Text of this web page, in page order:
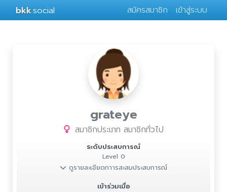
bkk.social สมัครสมาชิก เข้าสู่ระบบ
grateye
สมาชิกประเภท สมาชิกทั่วไป
ระดับประสบการณ์
Level 0
ดูรายละเอียดกาารสะสมประสบการณ์
เข้าร่วมเมื่อ